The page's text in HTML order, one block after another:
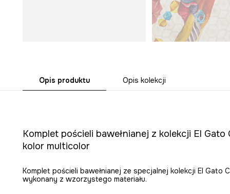
Opis produktu Opis kolekcji
Komplet pościeli bawełnianej z kolekcji El
kolor multicolor
Komplet pościeli bawełnianej ze specjalnej kolekcji El Gato
wykonany z wzorzystego materiału.